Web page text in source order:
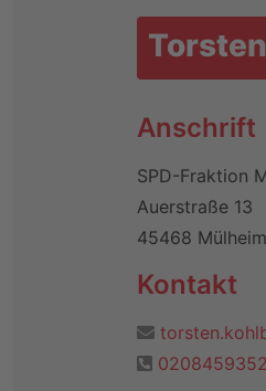
Anschrift
SPD-Fraktion
Auerstraße 13
45468
Kontakt